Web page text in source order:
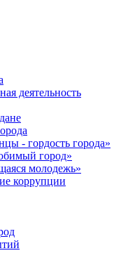
деятельность
- гордость города»
город»
молодежь»
коррупции